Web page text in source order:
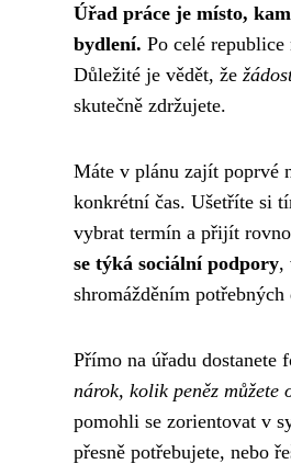
Úřad práce je místo,
bydlení. Po celé
Důležité je vědět, že
skutečně zdržujete.
Máte v plánu zajít poprvé
konkrétní čas. Ušetříte si
vybrat termín a přijít
se týká sociální podpory,
shromážděním potřebných
Přímo na úřadu dostanete
nárok, kolik peněz můžete
pomohli se zorientovat v
přesně potřebujete, nebo